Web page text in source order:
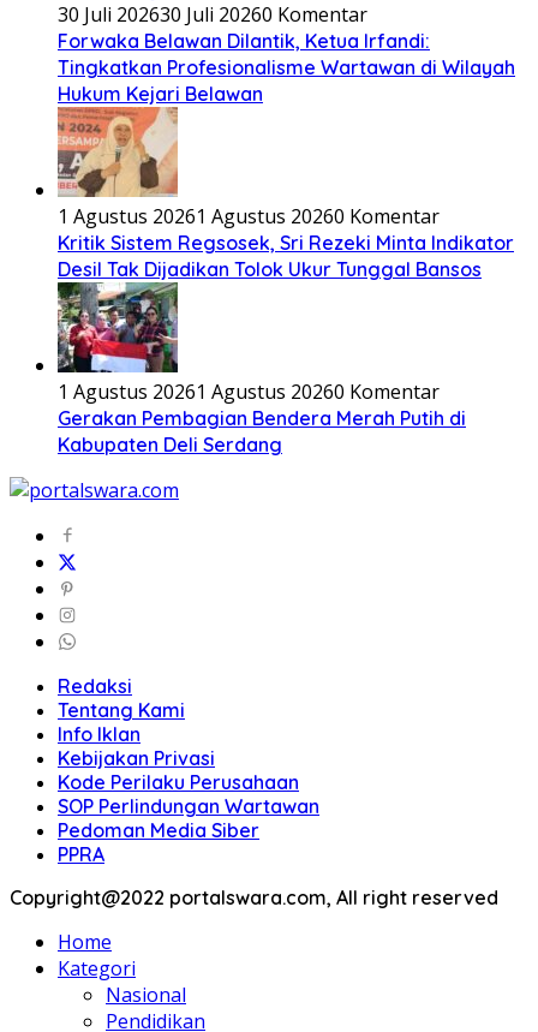
30 Juli 202630 Juli 20260 Komentar
Forwaka Belawan Dilantik, Ketua Irfandi:
Tingkatkan Profesionalisme Wartawan di Wilayah
Hukum Kejari Belawan
1 Agustus 20261 Agustus 20260 Komentar
Kritik Sistem Regsosek, Sri Rezeki Minta Indikator
Desil Tak Dijadikan Tolok Ukur Tunggal Bansos
1 Agustus 20261 Agustus 20260 Komentar
Gerakan Pembagian Bendera Merah Putih di
Kabupaten Deli Serdang
Redaksi
Tentang Kami
Info Iklan
Kebijakan Privasi
Kode Perilaku Perusahaan
SOP Perlindungan Wartawan
Pedoman Media Siber
PPRA
Copyright@2022 portalswara.com, All right reserved
Home
Kategori
Nasional
Pendidikan